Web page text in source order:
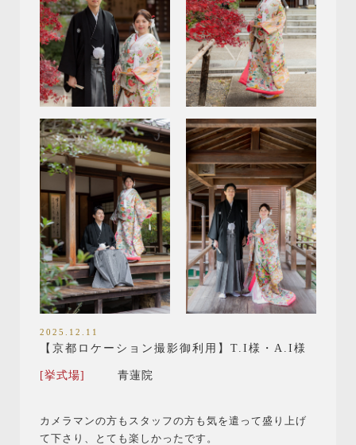
2025.12.11
【京都ロケーション撮影御利用】T.I様・A.I様
[挙式場] 青蓮院
カメラマンの方もスタッフの方も気を遣って盛り上げ
て下さり、とても楽しかったです。